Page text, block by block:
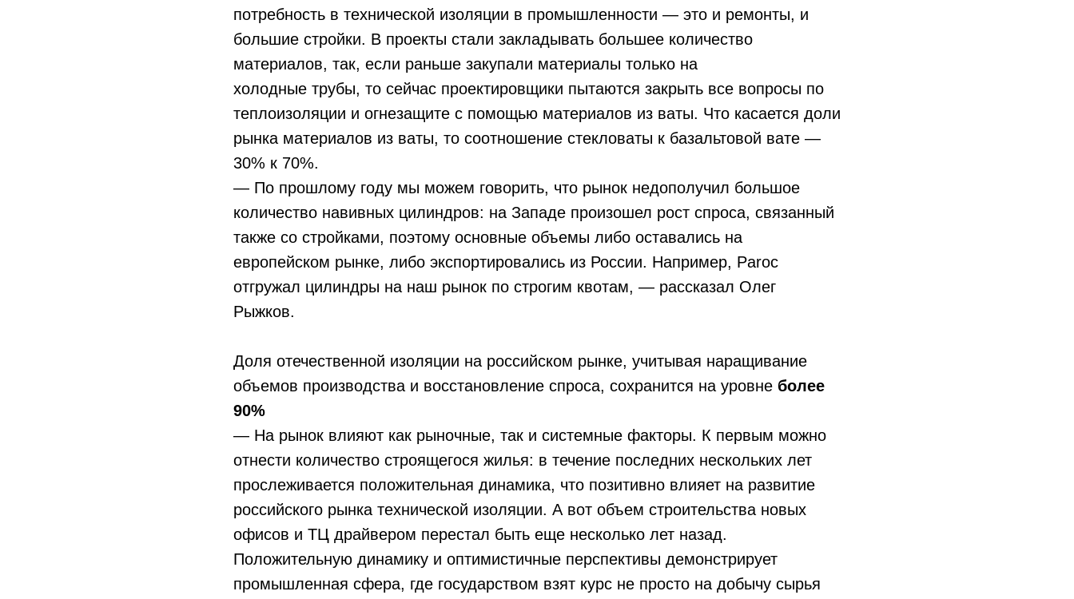
потребность в технической изоляции в промышленности — это и ремонты, и
большие стройки. В проекты стали закладывать большее количество
материалов, так, если раньше закупали материалы только на
холодные трубы, то сейчас проектировщики пытаются закрыть все вопросы по
теплоизоляции и огнезащите с помощью материалов из ваты. Что касается доли
рынка материалов из ваты, то соотношение стекловаты к базальтовой вате —
30% к 70%.
— По прошлому году мы можем говорить, что рынок недополучил большое
количество навивных цилиндров: на Западе произошел рост спроса, связанный
также со стройками, поэтому основные объемы либо оставались на
европейском рынке, либо экспортировались из России. Например, Paroc
отгружал цилиндры на наш рынок по строгим квотам, — рассказал Олег
Рыжков.
Доля отечественной изоляции на российском рынке, учитывая наращивание
объемов производства и восстановление спроса, сохранится на уровне более
90%
— На рынок влияют как рыночные, так и системные факторы. К первым можно
отнести количество строящегося жилья: в течение последних нескольких лет
прослеживается положительная динамика, что позитивно влияет на развитие
российского рынка технической изоляции. А вот объем строительства новых
офисов и ТЦ драйвером перестал быть еще несколько лет назад.
Положительную динамику и оптимистичные перспективы демонстрирует
промышленная сфера, где государством взят курс не просто на добычу сырья